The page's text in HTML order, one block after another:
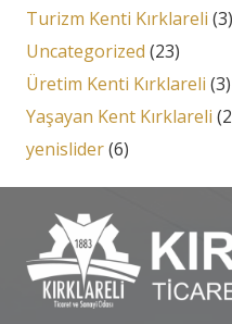
Turizm Kenti Kırklareli (3)
Uncategorized (23)
Üretim Kenti Kırklareli (3)
Yaşayan Kent Kırklareli
yenislider(6)